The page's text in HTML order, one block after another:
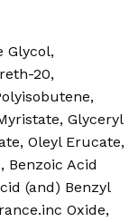
Glycol,
20,
Glyceryl
Oleyl Erucate,
Benzoic Acid
(and) Benzyl
Oxide,